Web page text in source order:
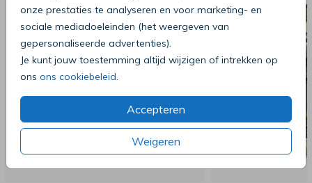
onze prestaties te analyseren en voor marketing- en
sociale mediadoeleinden (het weergeven van
gepersonaliseerde advertenties).
Je kunt jouw toestemming altijd wijzigen of intrekken op
ons ons cookiebeleid
Accepteren
Weigeren